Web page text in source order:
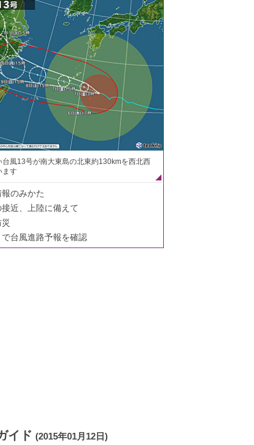
台風13号が南大東島の北東約130kmを西北西
ます
のみかた
接近、上陸に備えて
で台風進路予報を確認
イド (2015年01月12日)